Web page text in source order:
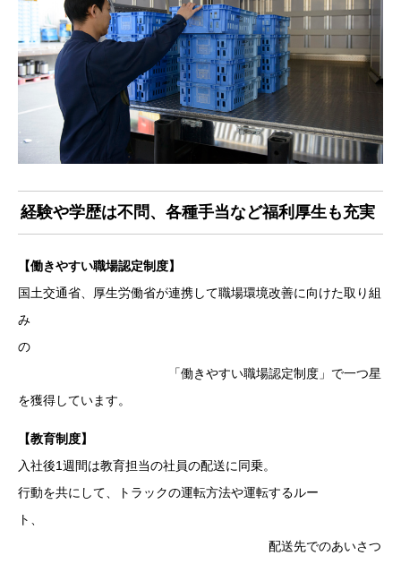
経験や学歴は不問、各種手当など福利厚生も充実
【働きやすい職場認定制度】
国土交通省、厚生労働省が連携して職場環境改善に向けた取り組
み
の
「働きやすい職場認定制度」で一つ星
を獲得しています。
【教育制度】
入社後1週間は教育担当の社員の配送に同乗。
行動を共にして、トラックの運転方法や運転するルー
ト、
配送先でのあいさつ